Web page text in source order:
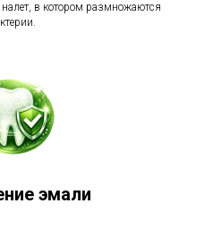
в котором размножаются
эмали